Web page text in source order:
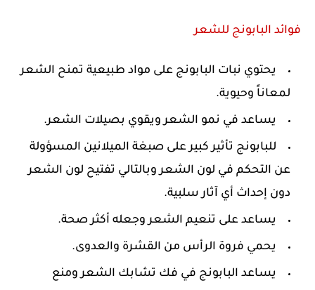
فوائد البابونج للشعر
يحتوي نبات البابونج على مواد طبيعية تمنح الشعر
لمعاناً وحيوية.
يساعد في نمو الشعر ويقوي بصيلات الشعر.
للبابونج تأثير كبير على صبغة الميلانين المسؤولة
عن التحكم في لون الشعر وبالتالي تفتيح لون الشعر
دون إحداث أي آثار سلبية.
يساعد على تنعيم الشعر وجعله أكثر صحة.
يحمي فروة الرأس من القشرة والعدوى.
يساعد البابونج في فك تشابك الشعر ومنع